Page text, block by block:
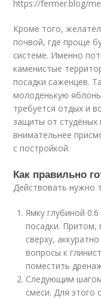
https://fermer.blog/
Кроме того,
почвой, где проще
системе. Именно
каменистые
посадки саженцев.
молоденькую
требуется отдых и
защиты от студёных
внимательнее
с постройкой.
Как правильно
Действовать нужно
Ямку глубиной
посадки. Притом,
сверху,
вопросы к
поместить
Следующим
смеси. Для этого